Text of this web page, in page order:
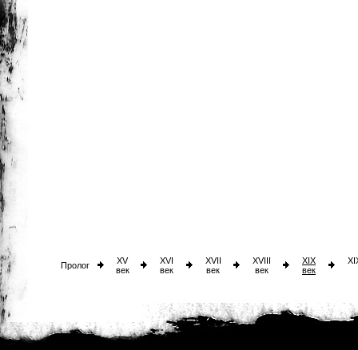
Пролог
XV
век
XVI
век
XVII
век
XVIII
век
XIX
век